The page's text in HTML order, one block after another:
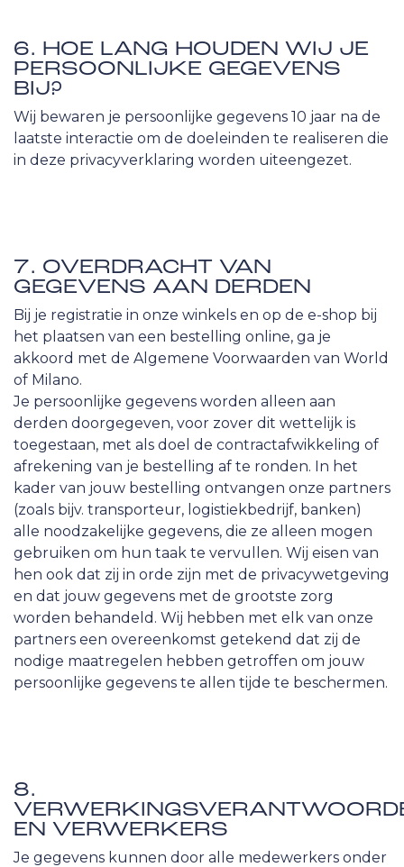
6. HOE LANG HOUDEN WIJ JE
PERSOONLIJKE GEGEVENS
BIJ?
Wij bewaren je persoonlijke gegevens 10 jaar na de
laatste interactie om de doeleinden te realiseren die
in deze privacyverklaring worden uiteengezet.
7. OVERDRACHT VAN
GEGEVENS AAN DERDEN
Bij je registratie in onze winkels en op de e-shop bij
het plaatsen van een bestelling online, ga je
akkoord met de Algemene Voorwaarden van World
of Milano.
Je persoonlijke gegevens worden alleen aan
derden doorgegeven, voor zover dit wettelijk is
toegestaan, met als doel de contractafwikkeling of
afrekening van je bestelling af te ronden. In het
kader van jouw bestelling ontvangen onze partners
(zoals bijv. transporteur, logistiekbedrijf, banken)
alle noodzakelijke gegevens, die ze alleen mogen
gebruiken om hun taak te vervullen. Wij eisen van
hen ook dat zij in orde zijn met de privacywetgeving
en dat jouw gegevens met de grootste zorg
worden behandeld. Wij hebben met elk van onze
partners een overeenkomst getekend dat zij de
nodige maatregelen hebben getroffen om jouw
persoonlijke gegevens te allen tijde te beschermen.
8.
EN VERWERKERS
​ Je gegevens kunnen door alle medewerkers onder